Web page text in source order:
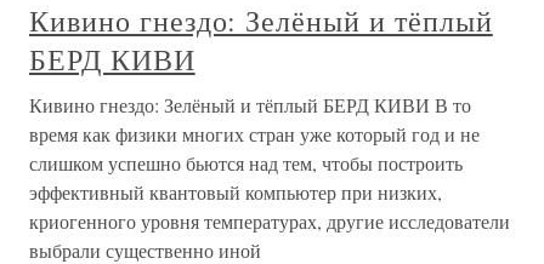
Кивино гнездо: Зелёный и тёплый
БЕРД КИВИ
Кивино гнездо: Зелёный и тёплый БЕРД КИВИ В то
время как физики многих стран уже который год и не
слишком успешно бьются над тем, чтобы построить
эффективный квантовый компьютер при низких,
криогенного уровня температурах, другие исследователи
выбрали существенно иной